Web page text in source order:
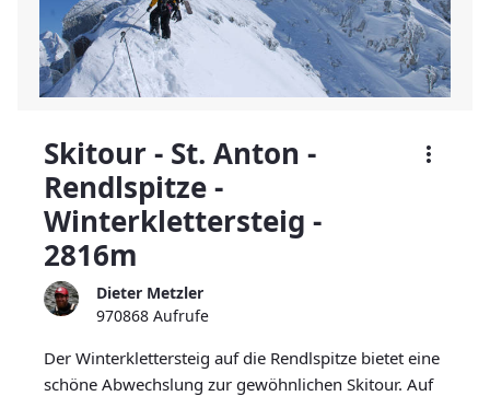
Skitour - St. Anton -
Rendlspitze -
Winterklettersteig -
2816m
Dieter Metzler
970868 Aufrufe
Der Winterklettersteig auf die Rendlspitze bietet eine
schöne Abwechslung zur gewöhnlichen Skitour. Auf